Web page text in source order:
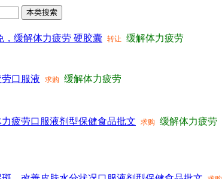
，缓解体力疲劳 硬胶囊 转让 缓解体力疲劳
口服液 求购 缓解体力疲劳
疲劳口服液剂型保健食品批文 求购 缓解体力疲劳